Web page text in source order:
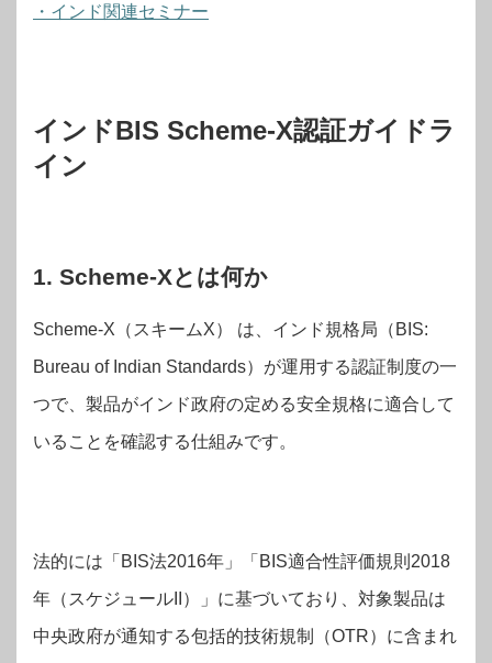
・インド関連セミナー
インドBIS Scheme-X認証ガイドラ
イン
1. Scheme-Xとは何か
Scheme-X（スキームX） は、インド規格局（BIS:
Bureau of Indian Standards）が運用する認証制度の一
つで、製品がインド政府の定める安全規格に適合して
いることを確認する仕組みです。
法的には「BIS法2016年」「BIS適合性評価規則2018
年（スケジュールII）」に基づいており、対象製品は
中央政府が通知する包括的技術規制（OTR）に含まれ